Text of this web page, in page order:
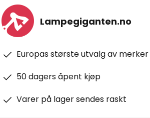
Lampegiganten.no
Europas største utvalg av merker
50 dagers åpent kjøp
Varer på lager sendes raskt